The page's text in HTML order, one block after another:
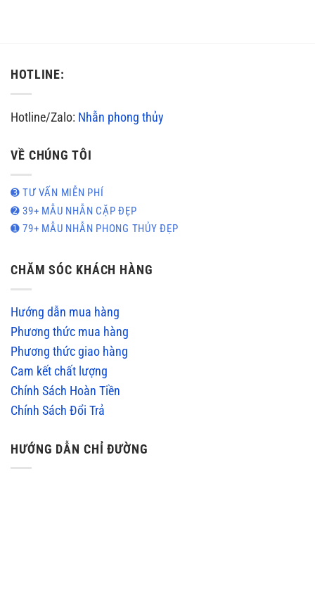
HOTLINE:
Hotline/Zalo: Nhẫn phong thủy
VỀ CHÚNG TÔI
➌ TƯ VẤN MIỄN PHÍ
➋ 39+ MẪU NHẪN CẶP ĐẸP
➊ 79+ MẪU NHẪN PHONG THỦY ĐẸP
CHĂM SÓC KHÁCH HÀNG
Hướng dẫn mua hàng
Phương thức mua hàng
Phương thức giao hàng
Cam kết chất lượng
Chính Sách Hoàn Tiền
Chính Sách Đổi Trả
HƯỚNG DẪN CHỈ ĐƯỜNG